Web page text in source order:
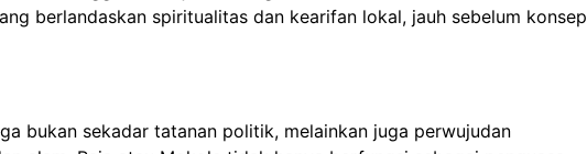
berlandaskan spiritualitas dan kearifan lokal, jauh sebelum konsep
bukan sekadar tatanan politik, melainkan juga perwujudan